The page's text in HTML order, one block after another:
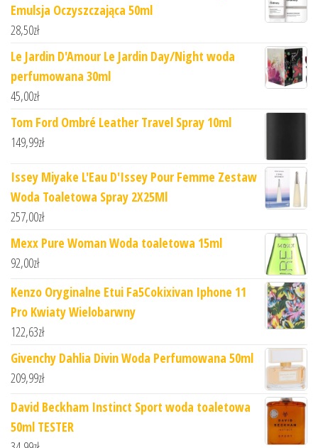
Emulsja Oczyszczająca 50ml
28,50zł
Le Jardin D'Amour Le Jardin Day/Night woda
perfumowana 30ml
45,00zł
Tom Ford Ombré Leather Travel Spray 10ml
149,99zł
Issey Miyake L'Eau D'Issey Pour Femme Zestaw
Woda Toaletowa Spray 2X25Ml
257,00zł
Mexx Pure Woman Woda toaletowa 15ml
92,00zł
Kenzo Oryginalne Etui Fa5Cokixivan Iphone 11
Pro Kwiaty Wielobarwny
122,63zł
Givenchy Dahlia Divin Woda Perfumowana 50ml
209,99zł
David Beckham Instinct Sport woda toaletowa
50ml TESTER